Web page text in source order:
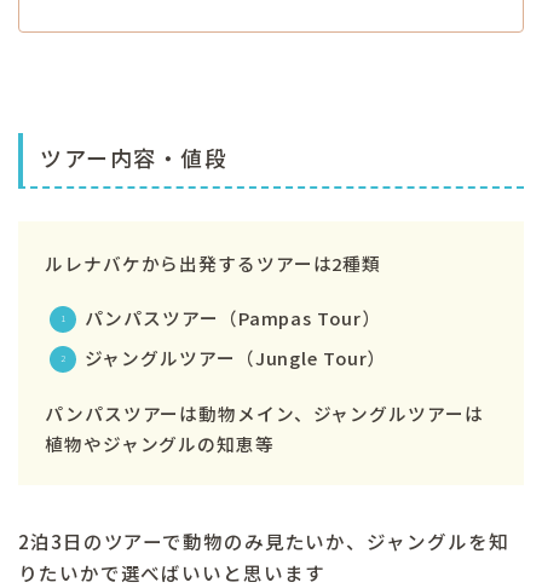
ツアー内容・値段
ルレナバケから出発するツアーは2種類
パンパスツアー（Pampas Tour）
ジャングルツアー（Jungle Tour）
パンパスツアーは動物メイン、ジャングルツアーは
植物やジャングルの知恵等
2泊3日のツアーで動物のみ見たいか、ジャングルを知
りたいかで選べばいいと思います